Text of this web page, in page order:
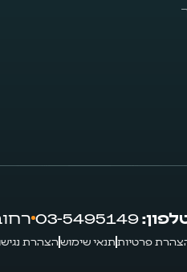
רחוב גלעד
פרטיותתנאי שימושהצהרת